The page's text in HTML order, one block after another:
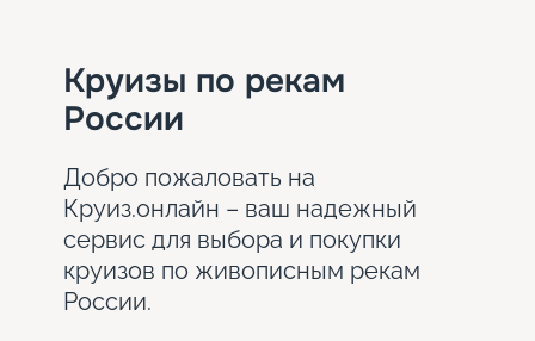
Круизы по рекам
России
Добро пожаловать на
Круиз.онлайн – ваш надежный
сервис для выбора и покупки
круизов по живописным рекам
России.